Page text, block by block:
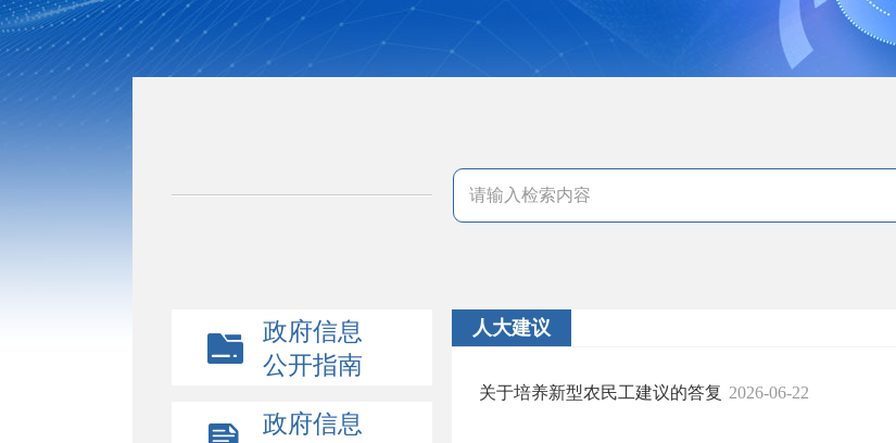
政府信息
公开指南
政府信息
人大建议
关于培养新型农民工建议的答复 2026-06-22